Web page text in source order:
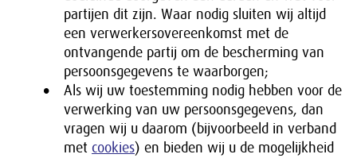
partijen dit zijn. Waar nodig sluiten wij altijd
een verwerkersovereenkomst met de
ontvangende partij om de bescherming van
persoonsgegevens te waarborgen;
Als wij uw toestemming nodig hebben voor de
verwerking van uw persoonsgegevens, dan
vragen wij u daarom (bijvoorbeeld in verband
met cookies) en bieden wij u de mogelijkheid